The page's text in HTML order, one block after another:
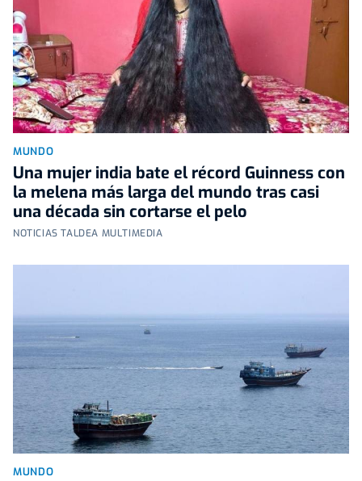
MUNDO
Una mujer india bate el récord Guinness con
la melena más larga del mundo tras casi
una década sin cortarse el pelo
NOTICIAS TALDEA MULTIMEDIA
MUNDO